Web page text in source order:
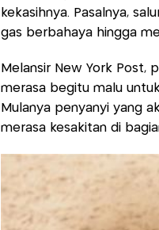
kekasihnya. Pasalnya,
gas berbahaya hingga
Melansir New York Post,
merasa begitu malu
Mulanya penyanyi yang
merasa kesakitan di